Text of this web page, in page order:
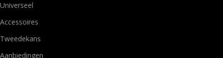
Universeel
Accessoires
Tweedekans
Aanbiedingen